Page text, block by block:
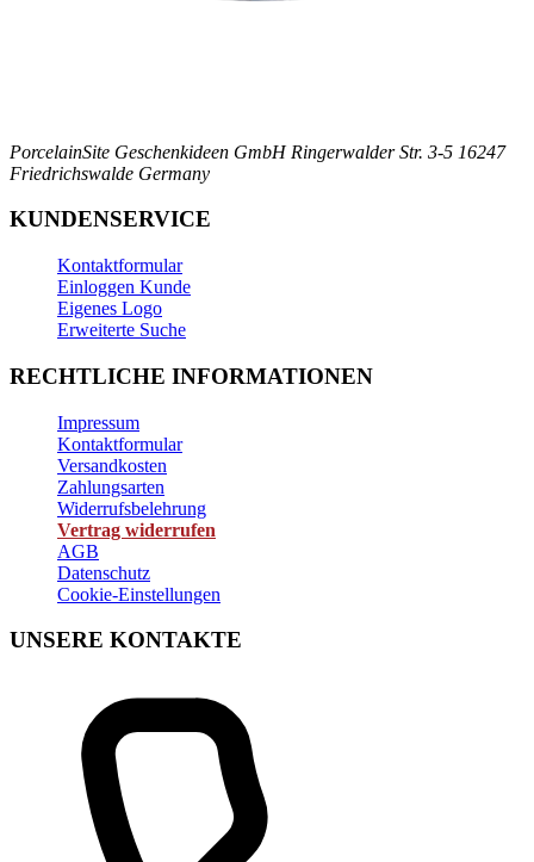
PorcelainSite Geschenkideen GmbH Ringerwalder Str. 3-5 16247
Friedrichswalde Germany
KUNDENSERVICE
Kontaktformular
Einloggen Kunde
Eigenes Logo
Erweiterte Suche
RECHTLICHE INFORMATIONEN
Impressum
Kontaktformular
Versandkosten
Zahlungsarten
Widerrufsbelehrung
Vertrag widerrufen
AGB
Datenschutz
Cookie-Einstellungen
UNSERE KONTAKTE